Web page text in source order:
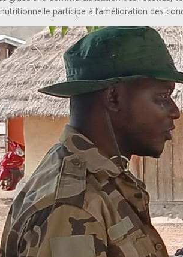
participe à l’amélioration des